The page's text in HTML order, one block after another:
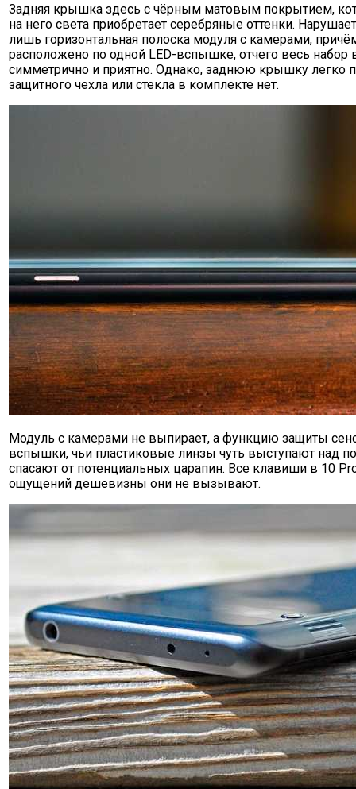
Задняя крышка здесь с чёрным матовым покрытием,
на него света приобретает серебряные оттенки.
лишь горизонтальная полоска модуля с камерами,
расположено по одной LED-вспышке, отчего весь набор
симметрично и приятно. Однако, заднюю крышку легко
защитного чехла или стекла в комплекте нет.
Модуль с камерами не выпирает, а функцию защиты
вспышки, чьи пластиковые линзы чуть выступают над
спасают от потенциальных царапин. Все клавиши в 10
ощущений дешевизны они не вызывают.